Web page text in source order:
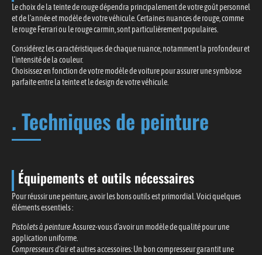
Le choix de la teinte de rouge dépendra principalement de votre goût personnel
et de l’année et modèle de votre véhicule. Certaines nuances de rouge, comme
le rouge Ferrari ou le rouge carmin, sont particulièrement populaires.
Considérez les caractéristiques de chaque nuance, notamment la profondeur et
l’intensité de la couleur.
Choisissez en fonction de votre modèle de voiture pour assurer une symbiose
parfaite entre la teinte et le design de votre véhicule.
. Techniques de peinture
Équipements et outils nécessaires
Pour réussir une peinture, avoir les bons outils est primordial. Voici quelques
éléments essentiels :
Pistolets à peinture: Assurez-vous d’avoir un modèle de qualité pour une
application uniforme.
Compresseurs d’airet autres accessoires: Un bon compresseur garantit une